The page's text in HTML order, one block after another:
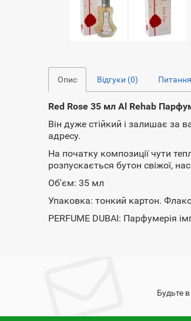
Опис Відгуки (0)
Red Rose 35 мл Al Rehab
Він дуже стійкий і залишає за
адресу.
На початку композиції чути
розпускається бутон свіжої,
Об'єм: 35 мл
Упаковка: тонкий картон.
PERFUME DUBAI: Парфумерія
Будьте в